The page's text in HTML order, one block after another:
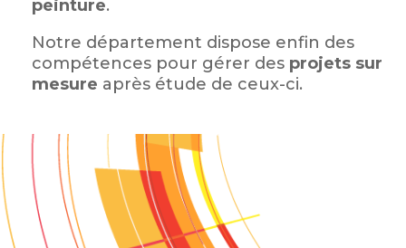
peinture.
Notre département dispose enfin des
compétences pour gérer des projets sur
mesure après étude de ceux-ci.